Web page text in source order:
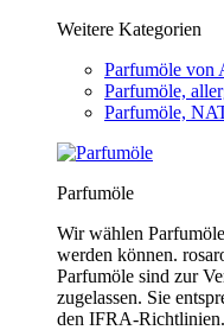
Weitere Kategorien
Parfumöle von
Parfumöle,
Parfumöle,
Parfumöle
Wir wählen
werden können.
Parfumöle sind zur
zugelassen. Sie
den IFRA-